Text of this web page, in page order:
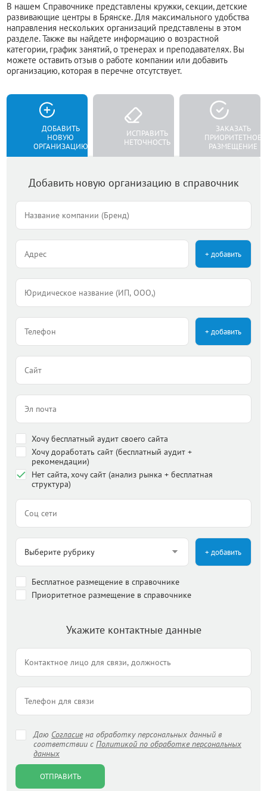
В нашем Справочнике представлены кружки, секции, детские
развивающие центры в Брянске. Для максимального удобства
направления нескольких организаций представлены в этом
разделе. Также вы найдете информацию о возрастной
категории, график занятий, о тренерах и преподавателях. Вы
можете оставить отзыв о работе компании или добавить
организацию, которая в перечне отсутствует.
ДОБАВИТЬ
НОВУЮ
ОРГАНИЗАЦИЮ
ИСПРАВИТЬ
НЕТОЧНОСТЬ
ЗАКАЗАТЬ
ПРИОРИТЕТНОЕ
РАЗМЕЩЕНИЕ
Добавить новую организацию в справочник
+ добавить
+ добавить
Хочу бесплатный аудит своего сайта
Хочу доработать сайт (бесплатный аудит +
рекомендации)
Нет сайта, хочу сайт (анализ рынка + бесплатная
структура)
+ добавить
Бесплатное размещение в справочнике
Приоритетное размещение в справочнике
Укажите контактные данные
Даю Согласиена обработку персональных данный в
соответствии с Политикой по обработке персональных
данных
ОТПРАВИТЬ